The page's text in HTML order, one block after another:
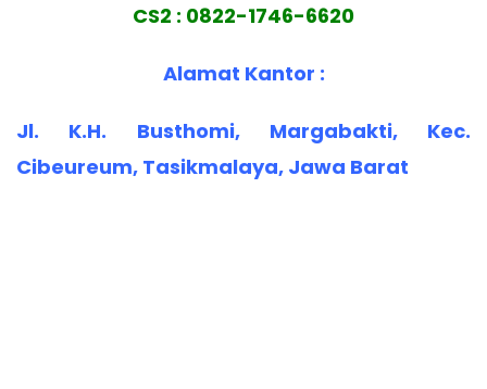
CS2 : 0822-1746-6620
Alamat Kantor :
Jl. K.H. Busthomi, Margabakti, Kec.
Cibeureum, Tasikmalaya, Jawa Barat